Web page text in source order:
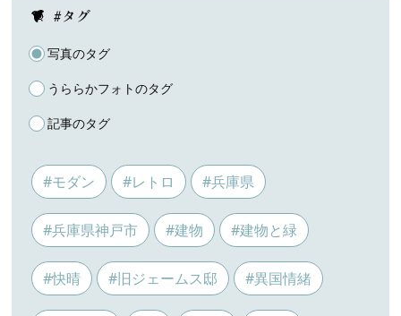
#タグ
写真のタグ
うららかフォトのタグ
記事のタグ
#モダン #レトロ #兵庫県
#兵庫県神戸市 #建物 #建物と緑
#快晴 #旧ジェームス邸 #異国情緒